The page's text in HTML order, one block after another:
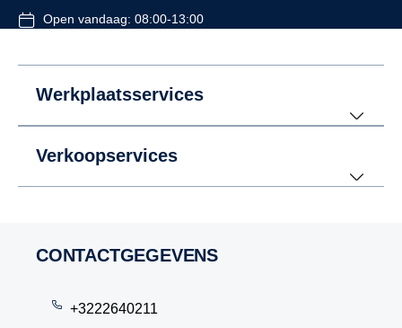
Open vandaag: 08:00-13:00
Werkplaatsservices
Verkoopservices
CONTACTGEGEVENS
+3222640211